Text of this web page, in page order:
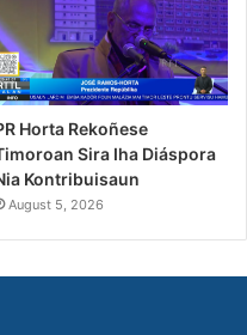
Horta Rekoñese
Sira Iha Diáspora
Kontribuisaun
August 5, 2026